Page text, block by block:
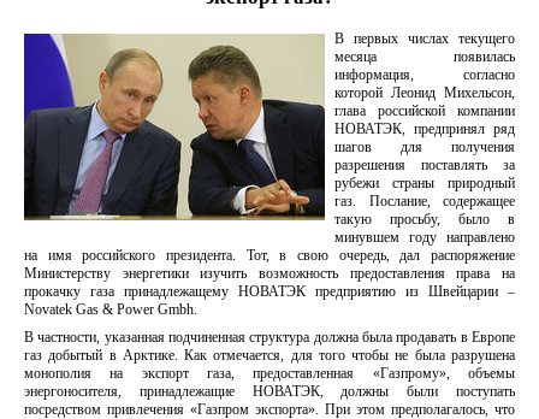
В первых числах текущего
месяца появилась
информация, согласно
которой Леонид Михельсон,
глава российской компании
НОВАТЭК, предпринял ряд
шагов для получения
разрешения поставлять за
рубежи страны природный
газ. Послание, содержащее
такую просьбу, было в
минувшем году направлено
на имя российского президента. Тот, в свою очередь, дал распоряжение
Министерству энергетики изучить возможность предоставления права на
прокачку газа принадлежащему НОВАТЭК предприятию из Швейцарии –
Novatek Gas & Power Gmbh.
В частности, указанная подчиненная структура должна была продавать в Европе
газ добытый в Арктике. Как отмечается, для того чтобы не была разрушена
монополия на экспорт газа, предоставленная «Газпрому», объемы
энергоносителя, принадлежащие НОВАТЭК, должны были поступать
посредством привлечения «Газпром экспорта». При этом предполагалось, что